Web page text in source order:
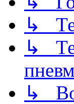
↳
↳
↳